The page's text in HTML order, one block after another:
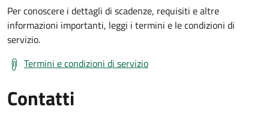
Per conoscere i dettagli di scadenze, requisiti e altre
informazioni importanti, leggi i termini e le condizioni di
servizio.
Termini e condizioni di servizio
Contatti